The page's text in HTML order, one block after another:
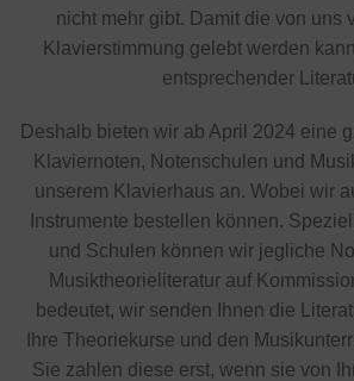
nicht mehr gibt. Damit die von uns
Klavierstimmung gelebt werden
entsprechender
Deshalb bieten wir ab April 2024 eine
Klaviernoten, Notenschulen und
unserem Klavierhaus an. Wobei wir
Instrumente bestellen können.
und Schulen können wir jegliche
Musiktheorieliteratur auf
bedeutet, wir senden Ihnen die
Ihre Theoriekurse und den
Sie zahlen diese erst, wenn sie von